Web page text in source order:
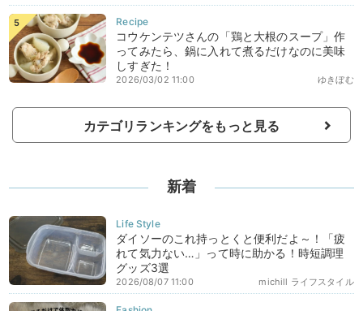
コウケンテツさんの「鶏と大根のスープ」作
ってみたら、鍋に入れて煮るだけなのに美味
しすぎた！
ゆきぼむ
2026/03/02 11:00
カテゴリランキングをもっと見る
新着
ダイソーのこれ持っとくと便利だよ～！「疲
れて気力ない…」って時に助かる！時短調理
グッズ3選
michill ライフスタイル
2026/08/07 11:00